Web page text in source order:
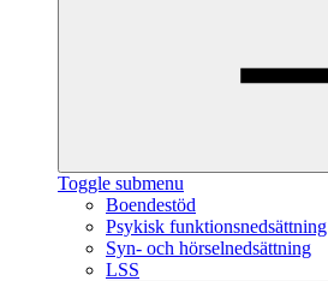
Toggle submenu
Boendestöd
Psykisk funktionsnedsättning
Syn- och hörselnedsättning
LSS